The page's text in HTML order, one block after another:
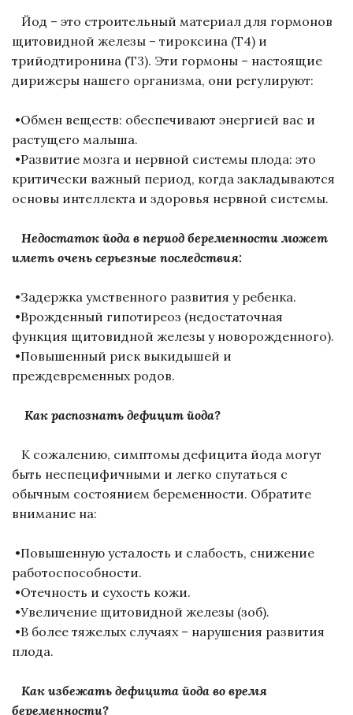
Йод – это строительный материал для гормонов
щитовидной железы – тироксина (Т4) и
трийодтиронина (Т3). Эти гормоны – настоящие
дирижеры нашего организма, они регулируют:
•Обмен веществ: обеспечивают энергией вас и
растущего малыша.
•Развитие мозга и нервной системы плода: это
критически важный период, когда закладываются
основы интеллекта и здоровья нервной системы.
Недостаток йода в период беременности может
иметь очень серьезные последствия:
•Задержка умственного развития у ребенка.
•Врожденный гипотиреоз (недостаточная
функция щитовидной железы у новорожденного).
•Повышенный риск выкидышей и
преждевременных родов.
Как распознать дефицит йода?
К сожалению, симптомы дефицита йода могут
быть неспецифичными и легко спутаться с
обычным состоянием беременности. Обратите
внимание на:
•Повышенную усталость и слабость, снижение
работоспособности.
•Отечность и сухость кожи.
•Увеличение щитовидной железы (зоб).
•В более тяжелых случаях – нарушения развития
плода.
Как избежать дефицита йода во время
беременности?